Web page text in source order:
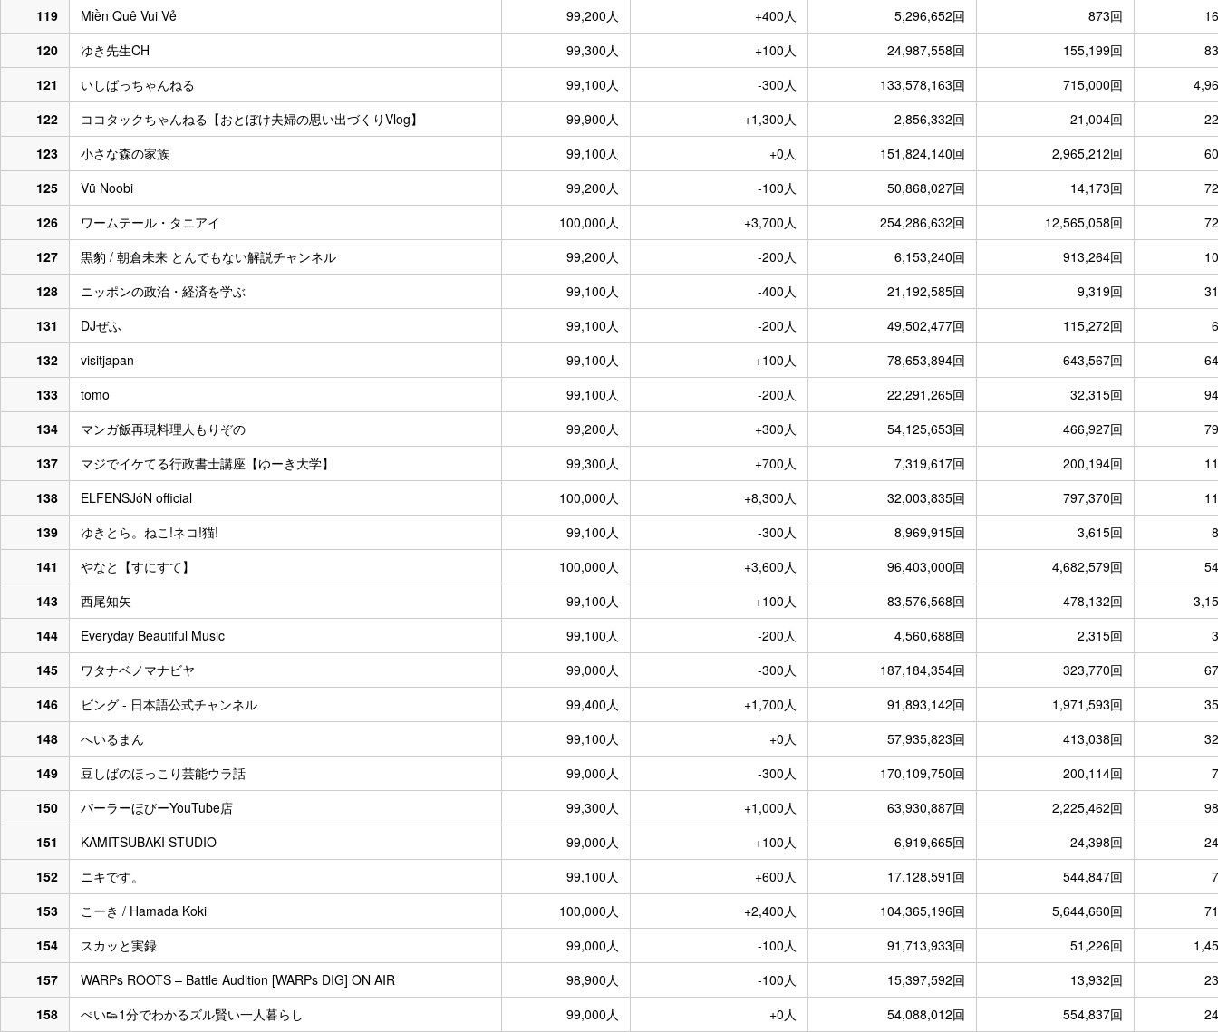
119 Miền Quê Vui Vẻ 99,200人 +400人 5,296,652回 873回
120
ゆき先生CH 99,300人 +100人 24,987,558回 155,199回
121
いしばっちゃんねる 99,100人 -300人 133,578,163回 715,000回
122
ココタックちゃんねる【おとぼけ夫婦の思い出づくりVlog】 99,900人 +1,300人 2,856,332回 21,004回
123
小さな森の家族 99,100人 +0人 151,824,140回 2,965,212回
125
Vũ Noobi 99,200人 -100人 50,868,027回 14,173回
126
ワームテール・タニアイ 100,000人 +3,700人 254,286,632回 12,565,058回
127
黒豹 / 朝倉未来 とんでもない解説チャンネル 99,200人 -200人 6,153,240回 913,264回
128
ニッポンの政治・経済を学ぶ 99,100人 -400人 21,192,585回 9,319回
131
DJぜふ 99,100人 -200人 49,502,477回 115,272回
132
visitjapan 99,100人 +100人 78,653,894回 643,567回
133
tomo 99,100人 -200人 22,291,265回 32,315回
134
マンガ飯再現料理人もりぞの 99,200人 +300人 54,125,653回 466,927回
137
マジでイケてる行政書士講座【ゆーき大学】 99,300人 +700人 7,319,617回 200,194回
138
ELFENSJóN official 100,000人 +8,300人 32,003,835回 797,370回
139
ゆきとら。ねこ!ネコ!猫! 99,100人 -300人 8,969,915回 3,615回
141
やなと【すにすて】 100,000人 +3,600人 96,403,000回 4,682,579回
143
西尾知矢 99,100人 +100人 83,576,568回 478,132回
144
Everyday Beautiful Music 99,100人 -200人 4,560,688回 2,315回
145
ワタナベノマナビヤ 99,000人 -300人 187,184,354回 323,770回
146
ビング - 日本語公式チャンネル 99,400人 +1,700人 91,893,142回 1,971,593回
148
へいるまん 99,100人 +0人 57,935,823回 413,038回
149
豆しばのほっこり芸能ウラ話 99,000人 -300人 170,109,750回 200,114回
150
パーラーほびーYouTube店 99,300人 +1,000人 63,930,887回 2,225,462回
151
KAMITSUBAKI STUDIO 99,000人 +100人 6,919,665回 24,398回
152
ニキです。 99,100人 +600人 17,128,591回 544,847回
153
こーき / Hamada Koki 100,000人 +2,400人 104,365,196回 5,644,660回
154
スカッと実録 99,000人 -100人 91,713,933回 51,226回
157
WARPs ROOTS – Battle Audition [WARPs DIG] ON AIR 98,900人 -100人 15,397,592回 13,932回
158
ぺい👟1分でわかるズル賢い一人暮らし 99,000人 +0人 54,088,012回 554,837回